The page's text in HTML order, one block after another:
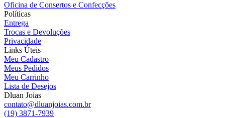
Oficina de Consertos e Confecções
Políticas
Entrega
Trocas e Devoluções
Privacidade
Links Úteis
Meu Cadastro
Meus Pedidos
Meu Carrinho
Lista de Desejos
Dluan Joias
contato@dluanjoias.com.br
(19) 3871-7939